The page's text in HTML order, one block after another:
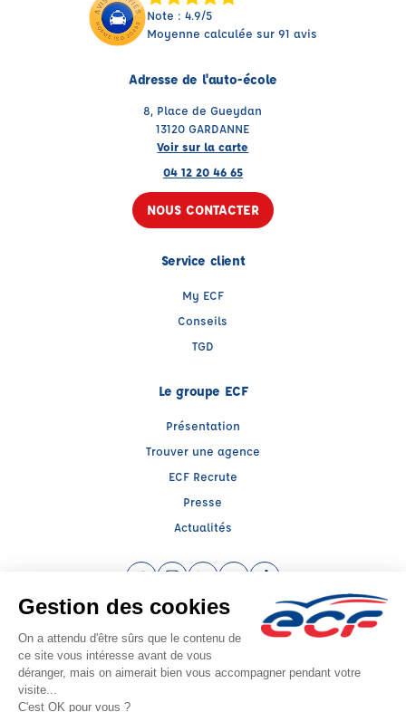
Note : 4.9/5
Moyenne calculée sur 91 avis
Adresse de l'auto-école
8, Place de Gueydan
13120 GARDANNE
Voir sur la carte
04 12 20 46 65
NOUS CONTACTER
Service client
My ECF
Conseils
TGD
Le groupe ECF
Présentation
Trouver une agence
ECF Recrute
Presse
Actualités
Instagram (nouvelle fenêtre)
LinkedIn (nouvelle fenêtre)
YouTube (nouvelle fenêtre)
TikTok (nouvelle
Raison sociale : REAL FORMATION - Capital social: 3000€
SIREN: 922307947 - Numéro de TVA intracommunautaire: FR17922307947
Agrément n°E2401300280
Siège social : 46, Avenue Mirabeau , TRETS (13530) - Représentant légal :